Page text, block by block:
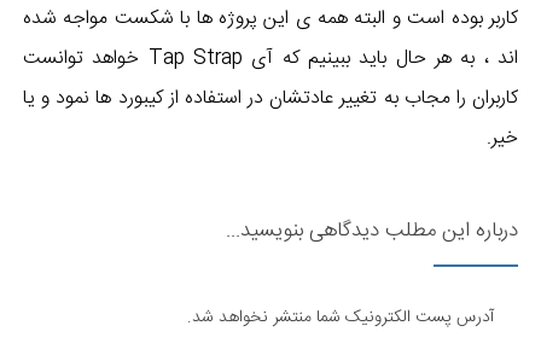
کاربر بوده است و البته همه ی این پروژه ها با شکست مواجه شده
اند ، به هر حال باید ببینیم که آی Tap Strap خواهد توانست
کاربران را مجاب به تغییر عادتشان در استفاده از کیبورد ها نمود و یا
خیر.
درباره این مطلب دیدگاهی بنویسید...
آدرس پست الکترونیک شما منتشر نخواهد شد.